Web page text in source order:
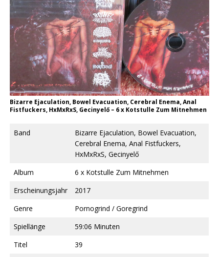
Bizarre Ejaculation, Bowel Evacuation, Cerebral Enema, Anal
Fistfuckers, HxMxRxS, Gecinyelő ‎– 6 x Kotstulle Zum Mitnehmen
Band
Bizarre Ejaculation, Bowel Evacuation,
Cerebral Enema, Anal Fistfuckers,
HxMxRxS, Gecinyelő
Album
6 x Kotstulle Zum Mitnehmen
Erscheinungsjahr
2017
Genre
Pornogrind / Goregrind
Spiellänge
59:06 Minuten
Titel
39